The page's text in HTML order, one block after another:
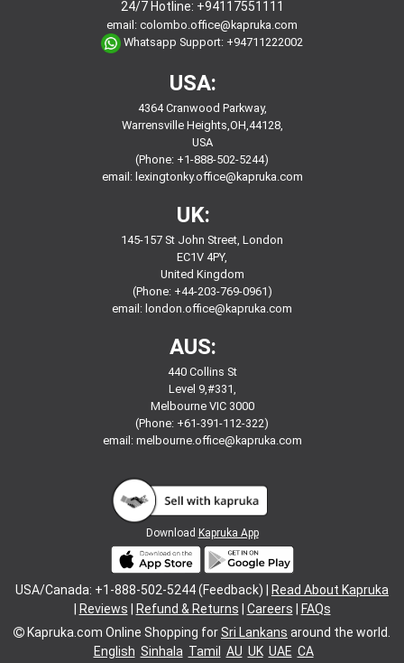
24/7 Hotline: +94117551111
email: colombo.office@kapruka.com
Whatsapp Support: +94711222002
USA:
4364 Cranwood Parkway,
Warrensville Heights,OH,44128,
USA
(Phone: +1-888-502-5244)
email: lexingtonky.office@kapruka.com
UK:
145-157 St John Street, London
EC1V 4PY,
United Kingdom
(Phone: +44-203-769-0961)
email: london.office@kapruka.com
AUS:
440 Collins St
Level 9,#331,
Melbourne VIC 3000
(Phone: +61-391-112-322)
email: melbourne.office@kapruka.com
Download Kapruka App
USA/Canada: +1-888-502-5244 (Feedback) |
Read About Kapruka
Reviews Refund & Returns Careers
FAQs
Kapruka.com Online Shopping forSri Lankans around the world.
English Sinhala Tamil AU UK UAE CA